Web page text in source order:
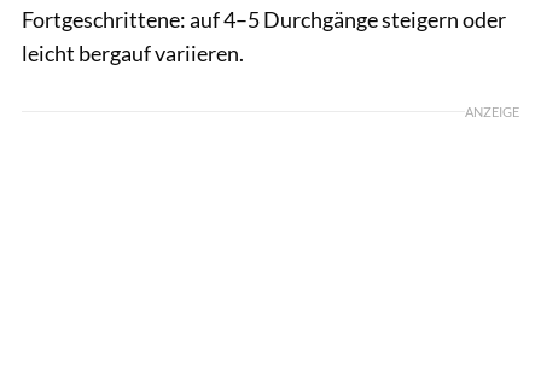
Fortgeschrittene: auf 4–5 Durchgänge steigern oder
leicht bergauf variieren.
ANZEIGE